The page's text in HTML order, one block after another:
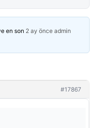
en son 2 ay önce admin
#17867